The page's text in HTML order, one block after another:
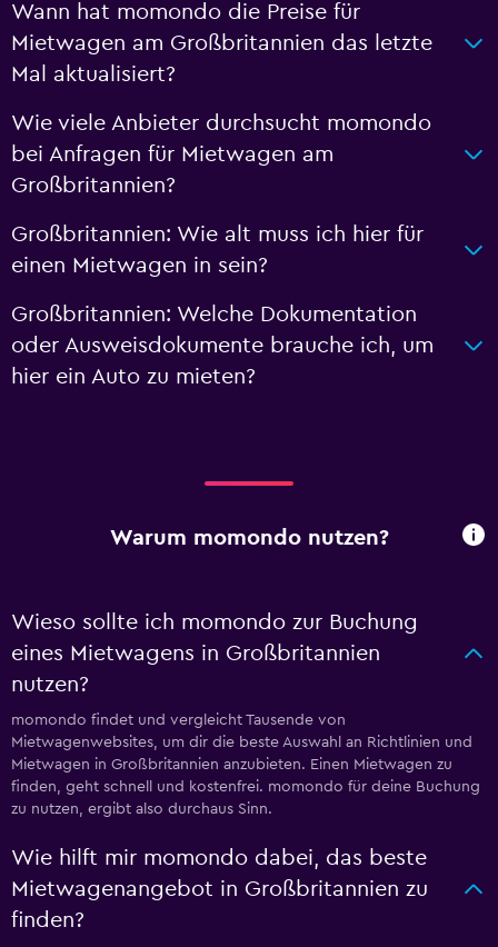
Wann hat momondo die Preise für
Mietwagen am Großbritannien das letzte
Mal aktualisiert?
Wie viele Anbieter durchsucht momondo
bei Anfragen für Mietwagen am
Großbritannien?
Großbritannien: Wie alt muss ich hier für
einen Mietwagen in sein?
Großbritannien: Welche Dokumentation
oder Ausweisdokumente brauche ich, um
hier ein Auto zu mieten?
Warum momondo nutzen?
Wieso sollte ich momondo zur Buchung
eines Mietwagens in Großbritannien
nutzen?
momondo findet und vergleicht Tausende von
Mietwagenwebsites, um dir die beste Auswahl an Richtlinien und
Mietwagen in Großbritannien anzubieten. Einen Mietwagen zu
finden, geht schnell und kostenfrei. momondo für deine Buchung
zu nutzen, ergibt also durchaus Sinn.
Wie hilft mir momondo dabei, das beste
Mietwagenangebot in Großbritannien zu
finden?